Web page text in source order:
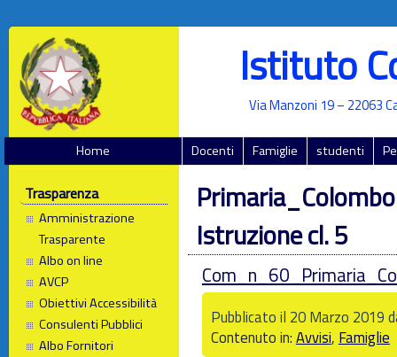
Istituto
Via Manzoni 19 – 22063
Home Docenti Famiglie studenti
Trasparenza
Amministrazione
Trasparente
Albo on line
AVCP
Obiettivi Accessibilità
Consulenti Pubblici
Albo Fornitori
Istruzione cl. 5
Pubblicato il 20 Marzo 2019
Contenuto in: Avvisi, Famiglie